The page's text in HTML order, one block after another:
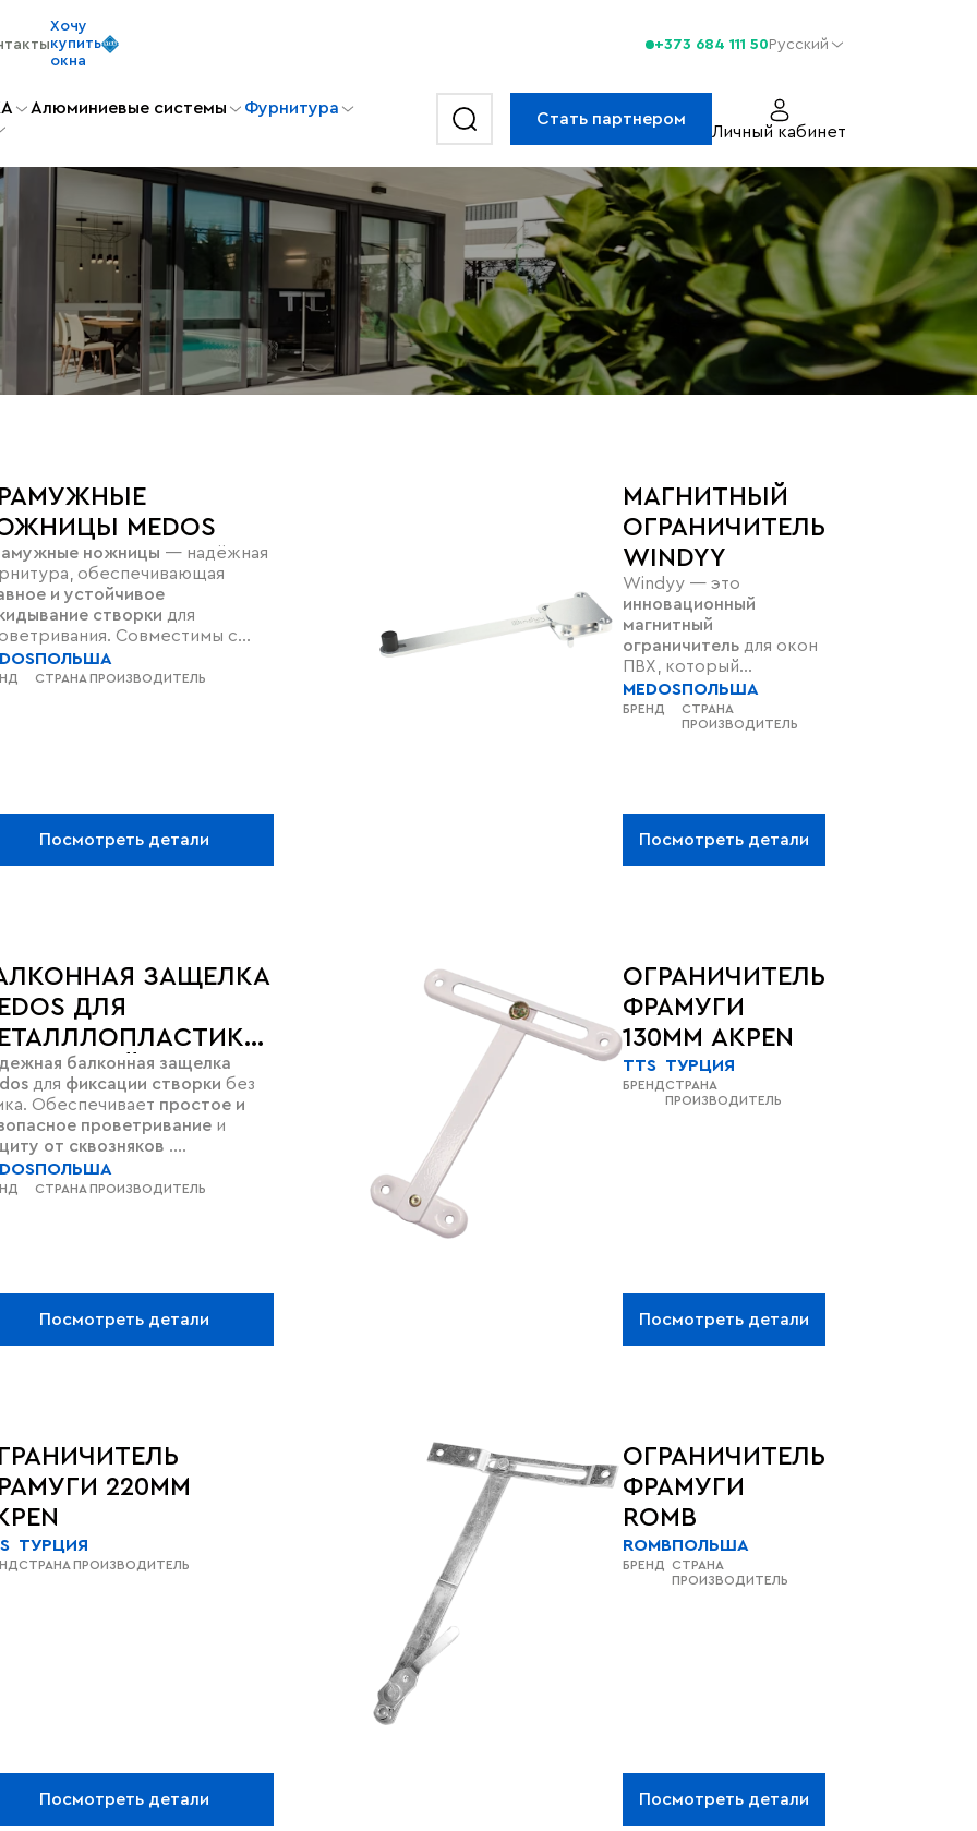
Хочу
купить
окна
+373 684 111 50Русский
Алюминиевые системы
Фурнитура
Стать партнером
Личный кабинет
MEDOS
ножницы
обеспечивающая
и устойчивое
створки
Совместимы с
алюминием, деревом и
брендами.Прочная и
ПОЛЬША
СТРАНА ПРОИЗВОДИТЕЛЬ
Посмотреть детали
МАГНИТНЫЙ
ОГРАНИЧИТЕЛЬ
WINDYY
Windyy — это
инновационный
магнитный
ограничитель
ПВХ, который
позволяетплавно и
бесшумно фиксировать
створку в любой
защищает от
сквозняков и
захлопывания
монтаж, не требует
обслуживания.
MEDOS
БРЕНД
ПОЛЬША
СТРАНА
ПРОИЗВОДИТЕЛЬ
Посмотреть детали
ЗАЩЕЛКА
ДЛЯ
ДВЕРИ ИЗ
балконная защелка
для фиксации створки
Обеспечивает простое и
проветривание и
от сквозняков .
совместимость
системами:VEKA,
ПОЛЬША
СТРАНА ПРОИЗВОДИТЕЛЬ
Посмотреть детали
ОГРАНИЧИТЕЛЬ
ФРАМУГИ
130MM AKPEN
TTS
БРЕНД
ТУРЦИЯ
СТРАНА
ПРОИЗВОДИТЕЛЬ
Посмотреть детали
220MM
ТУРЦИЯ
СТРАНА ПРОИЗВОДИТЕЛЬ
Посмотреть детали
ОГРАНИЧИТЕЛЬ
ФРАМУГИ
ROMB
ROMB
БРЕНД
ПОЛЬША
СТРАНА
ПРОИЗВОДИТЕЛЬ
Посмотреть детали